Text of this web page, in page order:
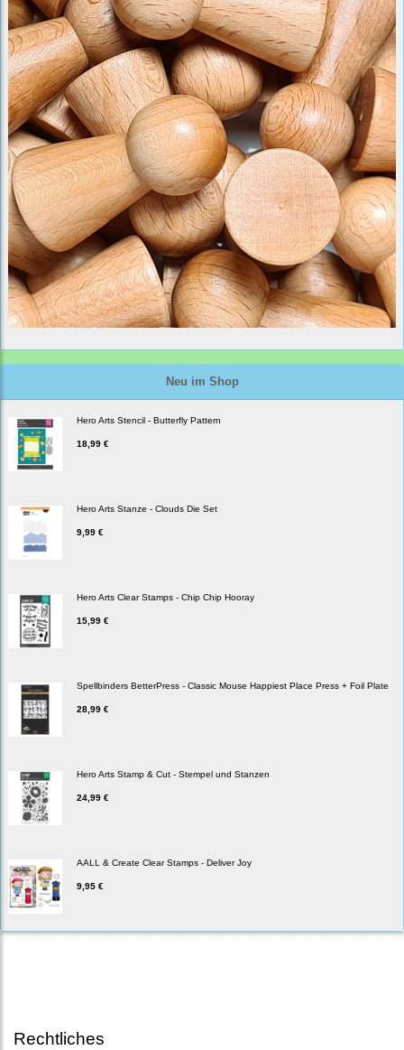
Neu im Shop
Hero Arts Stencil - Butterfly Pattern
18,99 €
Hero Arts Stanze - Clouds Die Set
9,99 €
Hero Arts Clear Stamps - Chip Chip Hooray
15,99 €
Spellbinders BetterPress - Classic Mouse Happiest Place Press + Foil Plate
28,99 €
Hero Arts Stamp & Cut - Stempel und Stanzen
24,99 €
AALL & Create Clear Stamps - Deliver Joy
9,95 €
Rechtliches